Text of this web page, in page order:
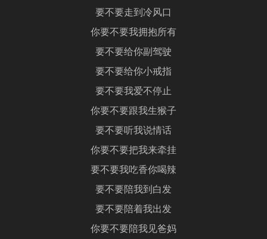
要不要走到冷风口
你要不要我拥抱所有
要不要给你副驾驶
要不要给你小戒指
要不要我爱不停止
你要不要跟我生猴子
要不要听我说情话
你要不要把我来牵挂
要不要我吃香你喝辣
要不要陪我到白发
要不要陪着我出发
你要不要陪我见爸妈